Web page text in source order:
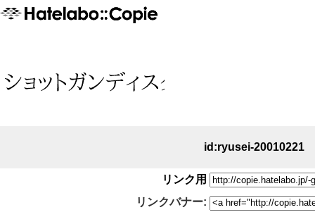
id:ryusei-20010221
リンク用
リンクバナー: